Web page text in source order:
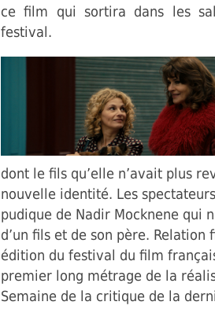
ce film qui sortira dans les
festival.
dont le fils qu’elle n’avait plus
nouvelle identité. Les
pudique de Nadir Mocknene qui
d’un fils et de son père.
édition du festival du film
premier long métrage de la
Semaine de la critique de la